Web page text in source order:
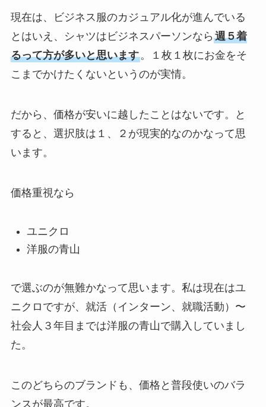
現在は、ビジネス服のカジュアル化が進んでいる
とはいえ、シャツはビジネスパーソンなら 週５着
るって方が多いと思います。１枚１枚にお金をそ
こまでかけたくないというのが実情。
だから、価格が安いに越したことはないです。と
すると、選択肢は１、２が現実的なのかなって思
います。
価格重視なら
ユニクロ
洋服の青山
で選ぶのが無難かなって思います。私は現在はユ
ニクロですが、就活（インターン、就職活動）〜
社会人３年目までは洋服の青山で購入していまし
た。
このどちらのブランドも、価格と普段使いのバラ
ンスが最高です。